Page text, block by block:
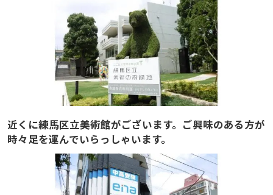
近くに練馬区立美術館がございます。ご興味のある方が
時々足を運んでいらっしゃいます。